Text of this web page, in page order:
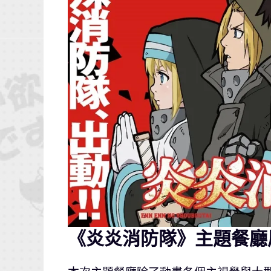
《炎炎消防隊》主題餐